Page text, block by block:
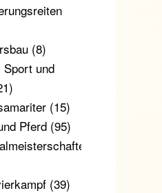
(8)
Sport und
(15)
Pferd(95)
(39)